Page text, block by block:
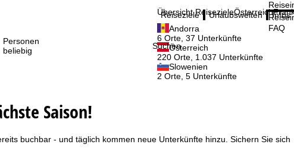
Reiseziele
Übersicht ReisezieleÖsterreich
Andorra
6 Orte, 37 Unterkünfte
Österreich
220 Orte, 1.037 Unterkünfte
Slowenien
2 Orte, 5 Unterkünfte
Urlaubswelten Infos
FAQ
Personen
beliebig
Suchen
Saison!
buchbar - und täglich kommen neue Unterkünfte hinzu. Sichern Sie sich